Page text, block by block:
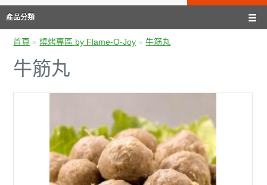
產品分類
首頁 »燒烤專區 by Flame-O-Joy »牛筋丸
牛筋丸